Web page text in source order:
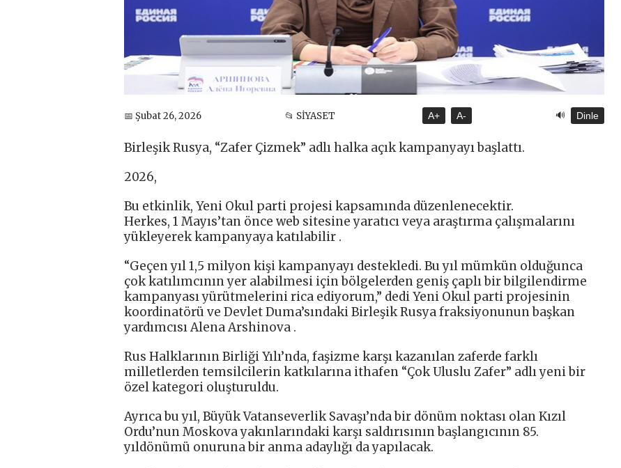
📅 Şubat 26, 2026 📂 SİYASET A+ A- 🔊 Dinle
Birleşik Rusya, “Zafer Çizmek” adlı halka açık kampanyayı başlattı.
2026,
Bu etkinlik, Yeni Okul parti projesi kapsamında düzenlenecektir.
Herkes, 1 Mayıs’tan önce web sitesine yaratıcı veya araştırma çalışmalarını
yükleyerek kampanyaya katılabilir .
“Geçen yıl 1,5 milyon kişi kampanyayı destekledi. Bu yıl mümkün olduğunca
çok katılımcının yer alabilmesi için bölgelerden geniş çaplı bir bilgilendirme
kampanyası yürütmelerini rica ediyorum,” dedi Yeni Okul parti projesinin
koordinatörü ve Devlet Duma’sındaki Birleşik Rusya fraksiyonunun başkan
yardımcısı Alena Arshinova .
Rus Halklarının Birliği Yılı’nda, faşizme karşı kazanılan zaferde farklı
milletlerden temsilcilerin katkılarına ithafen “Çok Uluslu Zafer” adlı yeni bir
özel kategori oluşturuldu.
Ayrıca bu yıl, Büyük Vatanseverlik Savaşı’nda bir dönüm noktası olan Kızıl
Ordu’nun Moskova yakınlarındaki karşı saldırısının başlangıcının 85.
yıldönümü onuruna bir anma adaylığı da yapılacak.